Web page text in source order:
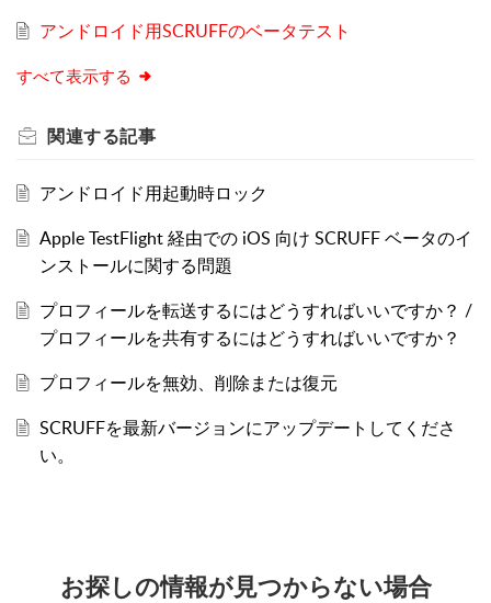
アンドロイド用SCRUFFのベータテスト
すべて表示する
関連する記事
アンドロイド用起動時ロック
Apple TestFlight 経由での iOS 向け SCRUFF ベータのイ
ンストールに関する問題
プロフィールを転送するにはどうすればいいですか？ /
プロフィールを共有するにはどうすればいいですか？
プロフィールを無効、削除または復元
SCRUFFを最新バージョンにアップデートしてくださ
い。
お探しの情報が見つからない場合